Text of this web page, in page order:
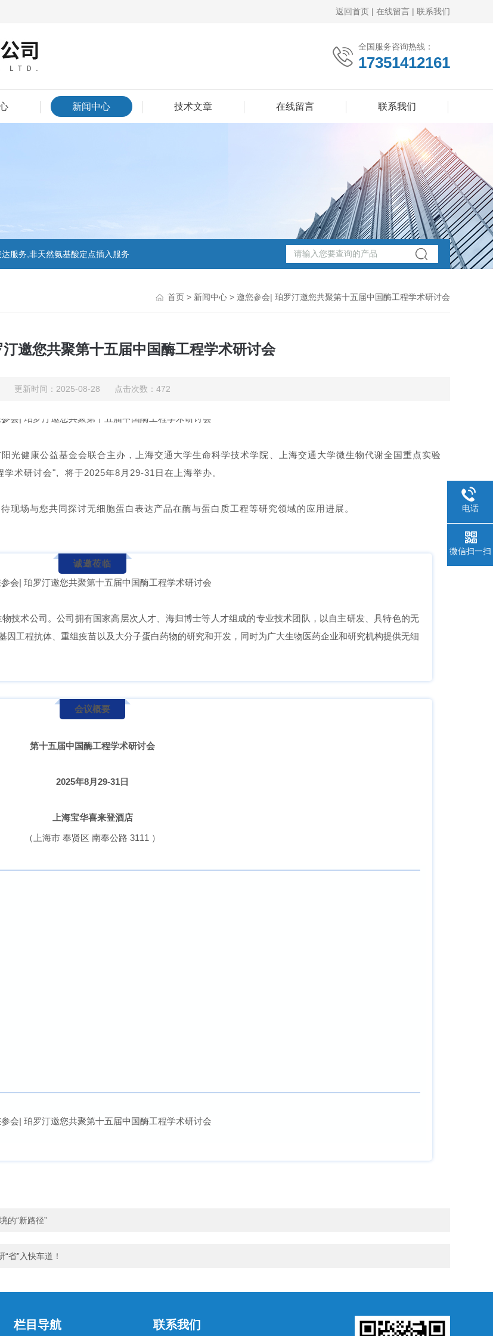
返回首页 | 在线留言 | 联系我们
全国服务咨询热线：
17351412161
新闻中心 技术文章 在线留言 联系我们
服务,非天然氨基酸定点插入服务
首页 > 新闻中心 > 邀您参会| 珀罗汀邀您共聚第十五届中国酶工程学术研讨会
邀您共聚第十五届中国酶工程学术研讨会
更新时间：2025-08-28 点击次数：472
光健康公益基金会联合主办，上海交通大学生命科学技术学院、上海交通大学微生物代谢全国重点实验
术研讨会", 将于2025年8月29-31日在上海举办。
现场与您共同探讨无细胞蛋白表达产品在酶与蛋白质工程等研究领域的应用进展。
诚邀莅临
技术公司。公司拥有国家高层次人才、海归博士等人才组成的专业技术团队，以自主研发、具特色的无
工程抗体、重组疫苗以及大分子蛋白药物的研究和开发，同时为广大生物医药企业和研究机构提供无细
会议概要
第十五届中国酶工程学术研讨会
2025年8月29-31日
上海宝华喜来登酒店
（上海市 奉贤区 南奉公路 3111 ）
的“新路径”
省”入快车道！
栏目导航 联系我们
电话
微信扫一扫